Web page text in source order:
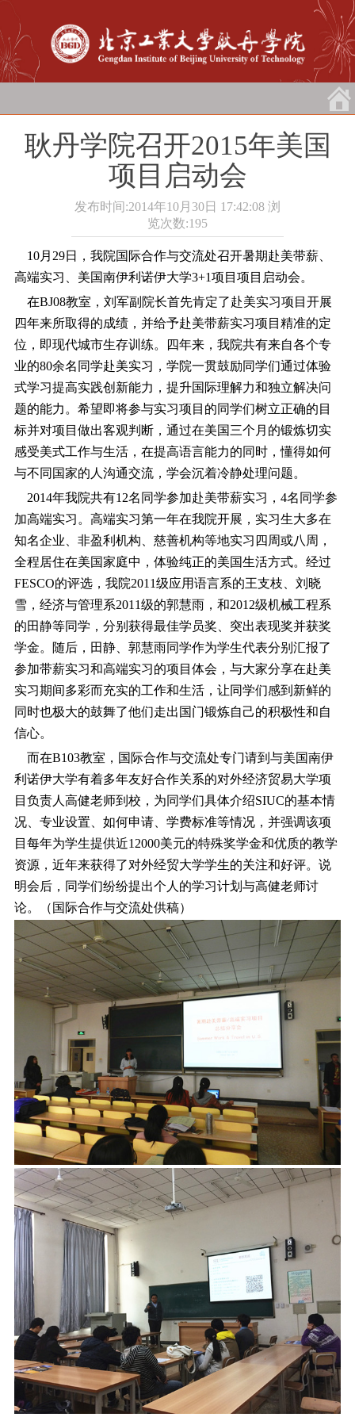
耿丹学院召开2015年美国
项目启动会
发布时间:2014年10月30日 17:42:08 浏
览次数:195
10月29日，我院国际合作与交流处召开暑期赴美带薪、
高端实习、美国南伊利诺伊大学3+1项目项目启动会。
在BJ08教室，刘军副院长首先肯定了赴美实习项目开展
四年来所取得的成绩，并给予赴美带薪实习项目精准的定
位，即现代城市生存训练。四年来，我院共有来自各个专
业的80余名同学赴美实习，学院一贯鼓励同学们通过体验
式学习提高实践创新能力，提升国际理解力和独立解决问
题的能力。希望即将参与实习项目的同学们树立正确的目
标并对项目做出客观判断，通过在美国三个月的锻炼切实
感受美式工作与生活，在提高语言能力的同时，懂得如何
与不同国家的人沟通交流，学会沉着冷静处理问题。
2014年我院共有12名同学参加赴美带薪实习，4名同学参
加高端实习。高端实习第一年在我院开展，实习生大多在
知名企业、非盈利机构、慈善机构等地实习四周或八周，
全程居住在美国家庭中，体验纯正的美国生活方式。经过
FESCO的评选，我院2011级应用语言系的王支枝、刘晓
雪，经济与管理系2011级的郭慧雨，和2012级机械工程系
的田静等同学，分别获得最佳学员奖、突出表现奖并获奖
学金。随后，田静、郭慧雨同学作为学生代表分别汇报了
参加带薪实习和高端实习的项目体会，与大家分享在赴美
实习期间多彩而充实的工作和生活，让同学们感到新鲜的
同时也极大的鼓舞了他们走出国门锻炼自己的积极性和自
信心。
而在B103教室，国际合作与交流处专门请到与美国南伊
利诺伊大学有着多年友好合作关系的对外经济贸易大学项
目负责人高健老师到校，为同学们具体介绍SIUC的基本情
况、专业设置、如何申请、学费标准等情况，并强调该项
目每年为学生提供近12000美元的特殊奖学金和优质的教学
资源，近年来获得了对外经贸大学学生的关注和好评。说
明会后，同学们纷纷提出个人的学习计划与高健老师讨
论。（国际合作与交流处供稿）